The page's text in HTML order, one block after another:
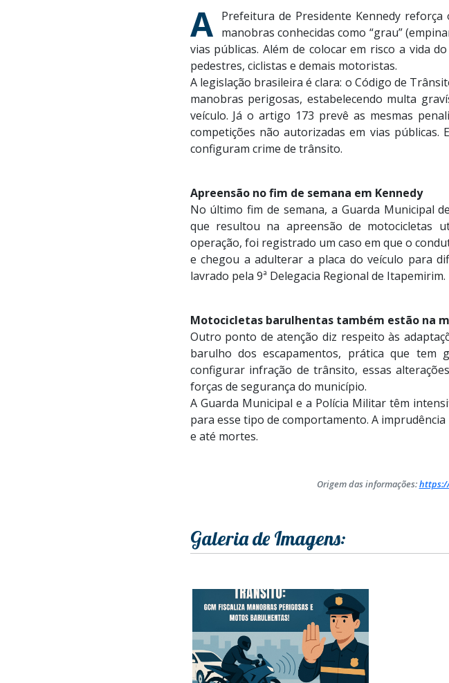
A
Prefeitura de Presidente Kennedy
manobras conhecidas como “grau”
vias públicas. Além de colocar em risco a vida
pedestres, ciclistas e demais motoristas.
A legislação brasileira é clara: o Código de
manobras perigosas, estabelecendo multa
veículo. Já o artigo 173 prevê as mesmas
competições não autorizadas em vias públicas.
configuram crime de trânsito.
Apreensão no fim de semana em Kennedy
No último fim de semana, a Guarda Municipal
que resultou na apreensão de motocicletas
operação, foi registrado um caso em que o
e chegou a adulterar a placa do veículo para
lavrado pela 9ª Delegacia Regional de Itapemirim.
Motocicletas barulhentas também estão na
Outro ponto de atenção diz respeito às
barulho dos escapamentos, prática que tem
configurar infração de trânsito, essas
forças de segurança do município.
A Guarda Municipal e a Polícia Militar têm
para esse tipo de comportamento. A
e até mortes.
Origem das informações:
Galeria de Imagens: